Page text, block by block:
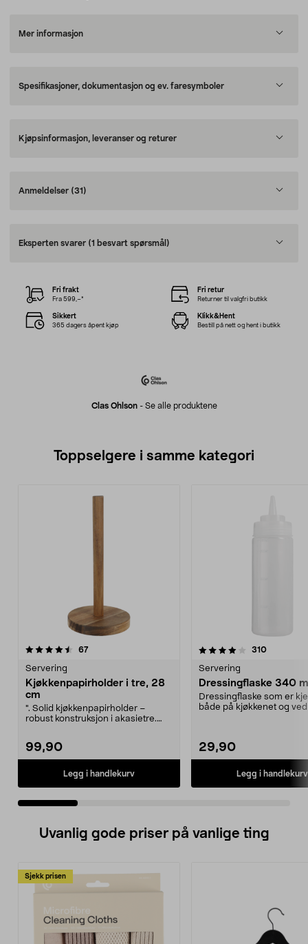
Mer informasjon
Spesifikasjoner, dokumentasjon og ev. faresymboler
Kjøpsinformasjon, leveranser og returer
Anmeldelser (31)
Eksperten svarer (1 besvart spørsmål)
Clas Ohlson- Se alle produktene
Fri frakt
Fra 599,–*
Fri retur
Returner til valgfri butikk
Sikkert
365 dagers åpent kjøp
Klikk&Hent
Bestill på nett og hent i butikk
Toppselgere i samme kategori
67anmeldelser
Servering
Kjøkkenpapirholder i tre, 28
cm
". Solid kjøkkenpapirholder –
robust konstruksjon i akasietre.
99,90
Legg i handlekurv
4.0 av 5 stjerner 310
Servering
Dressingflaske 340
Dressingflaske som er
både på kjøkkenet og
29,90
Legg i handlekurv
4.5 av 5 stjerner
Uvanlig gode priser på vanlige ting
Sjekk prisen